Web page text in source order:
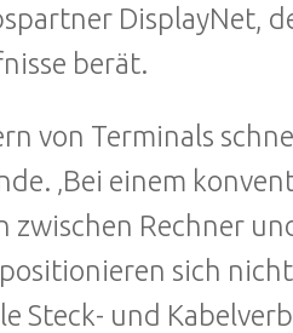
DisplayNet,
berät.
von Terminals
‚Bei einem
Rechner
sich
Steck- und